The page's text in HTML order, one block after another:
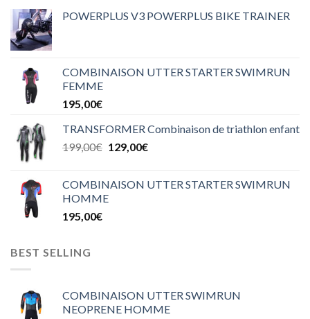
POWERPLUS V3 POWERPLUS BIKE TRAINER
COMBINAISON UTTER STARTER SWIMRUN
FEMME
195,00€
TRANSFORMER Combinaison de triathlon enfant
199,00€ 129,00€
COMBINAISON UTTER STARTER SWIMRUN
HOMME
195,00€
BEST SELLING
COMBINAISON UTTER SWIMRUN
NEOPRENE HOMME